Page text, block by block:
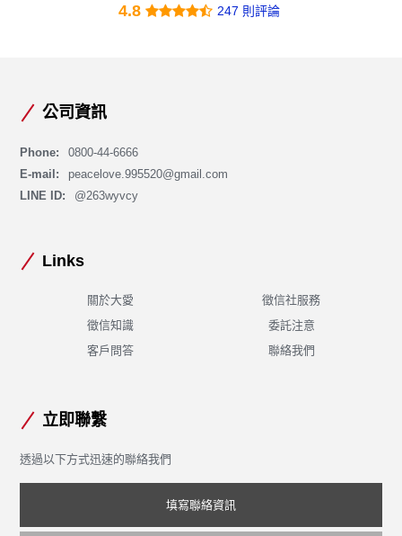
4.8 247 則評論
公司資訊
Phone:
0800-44-6666
E-mail:
peacelove.995520@gmail.com
LINE ID:
@263wyvcy
Links
關於大愛
徵信社服務
徵信知識
委託注意
客戶問答
聯絡我們
立即聯繫
透過以下方式迅速的聯絡我們
填寫聯絡資訊